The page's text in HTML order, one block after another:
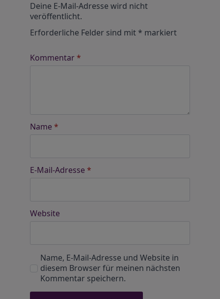
Deine E-Mail-Adresse wird nicht
veröffentlicht.
Erforderliche Felder sind mit* markiert
Kommentar*
Name *
E-Mail-Adresse *
Website
Name, E-Mail-Adresse und Website in
diesem Browser für meinen nächsten
Kommentar speichern.